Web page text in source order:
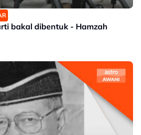
bakal dibentuk - Hamzah